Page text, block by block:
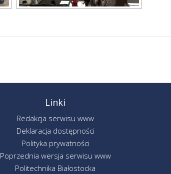
Linki
Redakcja serwisu www
Deklaracja dostępności
Polityka prywatności
Poprzednia wersja serwisu www
Politechnika Białostocka